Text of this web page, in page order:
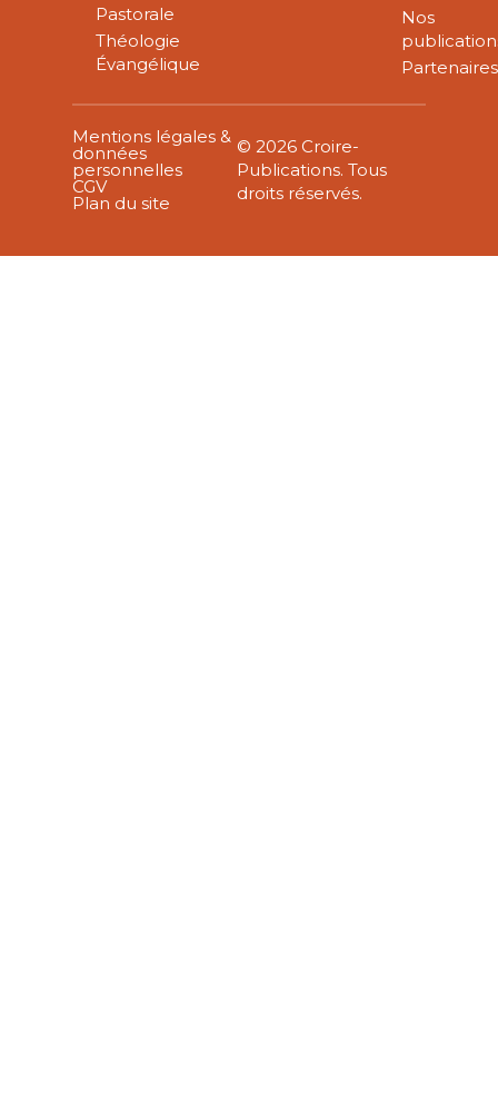
Pastorale
Théologie
Évangélique
Nos
Partenaires
Mentions légales &
données
personnelles
CGV
Plan du site
© 2026 Croire-
Publications. Tous
droits réservés.